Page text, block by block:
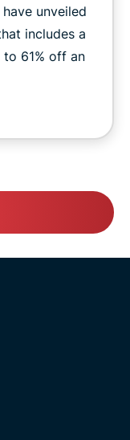
unveiled
includes a
61% off an